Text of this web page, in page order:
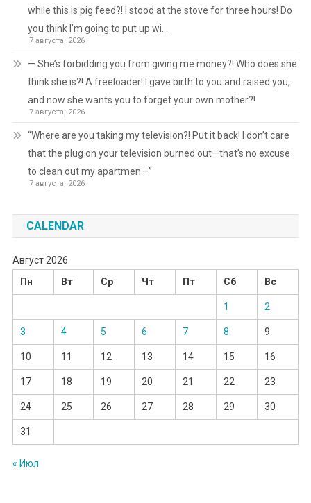
while this is pig feed?! I stood at the stove for three hours! Do
you think I’m going to put up wi…
7 августа, 2026
— She’s forbidding you from giving me money?! Who does she
think she is?! A freeloader! I gave birth to you and raised you,
and now she wants you to forget your own mother?!
7 августа, 2026
“Where are you taking my television?! Put it back! I don’t care
that the plug on your television burned out—that’s no excuse
to clean out my apartmen—”
7 августа, 2026
CALENDAR
Август 2026
Пн
Вт Ср Чт Пт Сб Вс
1 2
3 4 5 6 7 8 9
10 11 12 13 14 15 16
17 18 19 20 21 22 23
24 25 26 27 28 29 30
31
« Июл